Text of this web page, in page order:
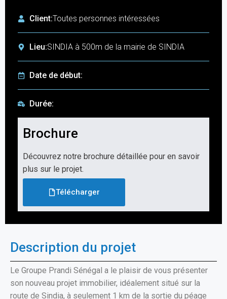
Description du projet
Le Groupe Prandi Sénégal a le plaisir de vous présenter
son nouveau projet immobilier, idéalement situé sur la
route de Sindia, à seulement 1 km de la sortie du péage
Client:Toutes personnes intéressées
Lieu:SINDIA à 500m de la mairie de SINDIA
Date de début:
Durée:
Brochure
Découvrez notre brochure détaillée pour en savoir
plus sur le projet.
Télécharger